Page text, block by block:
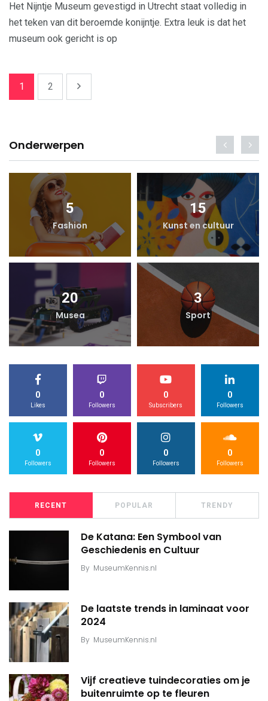
Het Nijntje Museum gevestigd in Utrecht staat volledig in
het teken van dit beroemde konijntje. Extra leuk is dat het
museum ook gericht is op
1 2
Onderwerpen
5
Fashion
15
Kunst en cultuur
20
Musea
3
Sport
0
Likes
0
Followers
0
Subscribers
0
Followers
0
Followers
0
Followers
0
Followers
0
Followers
RECENT POPULAR TRENDY
De Katana: Een Symbool van
Geschiedenis en Cultuur
By MuseumKennis.nl
De laatste trends in laminaat voor
2024
By MuseumKennis.nl
Vijf creatieve tuindecoraties om je
buitenruimte op te fleuren